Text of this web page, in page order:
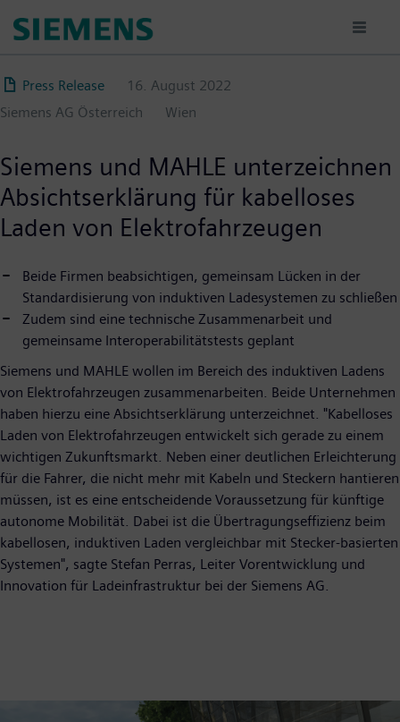
zum
Press Release
16. August 2022
Siemens AG Österreich
Wien
Siemens und MAHLE unterzeichnen
Absichtserklärung für kabelloses
Laden von Elektrofahrzeugen
Beide Firmen beabsichtigen, gemeinsam Lücken in der
Standardisierung von induktiven Ladesystemen zu schließen
Zudem sind eine technische Zusammenarbeit und
gemeinsame Interoperabilitätstests geplant
Siemens und MAHLE wollen im Bereich des induktiven Ladens
von Elektrofahrzeugen zusammenarbeiten. Beide Unternehmen
haben hierzu eine Absichtserklärung unterzeichnet. "Kabelloses
Laden von Elektrofahrzeugen entwickelt sich gerade zu einem
wichtigen Zukunftsmarkt. Neben einer deutlichen Erleichterung
für die Fahrer, die nicht mehr mit Kabeln und Steckern hantieren
müssen, ist es eine entscheidende Voraussetzung für künftige
autonome Mobilität. Dabei ist die Übertragungseffizienz beim
kabellosen, induktiven Laden vergleichbar mit Stecker-basierten
Systemen", sagte Stefan Perras, Leiter Vorentwicklung und
Innovation für Ladeinfrastruktur bei der Siemens AG.